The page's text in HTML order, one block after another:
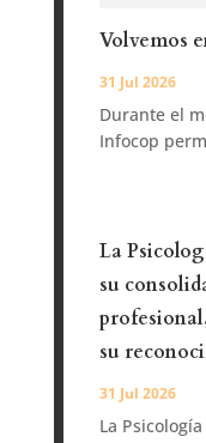
Volvemos
31 Jul 2026
Durante el
Infocop
La
su
su
31 Jul 2026
La